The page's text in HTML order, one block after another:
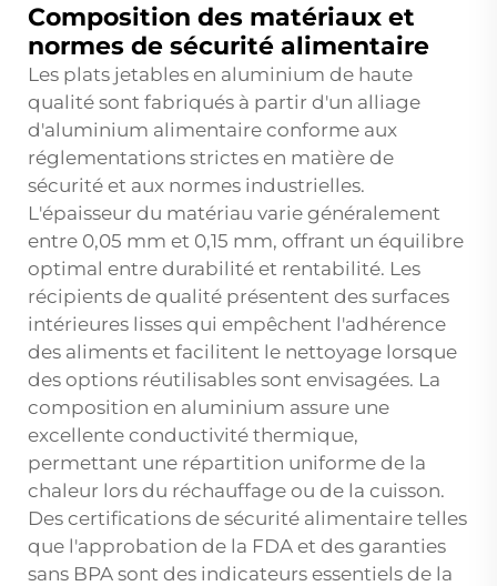
Composition des matériaux et
normes de sécurité alimentaire
Les plats jetables en aluminium de haute
qualité sont fabriqués à partir d'un alliage
d'aluminium alimentaire conforme aux
réglementations strictes en matière de
sécurité et aux normes industrielles.
L'épaisseur du matériau varie généralement
entre 0,05 mm et 0,15 mm, offrant un équilibre
optimal entre durabilité et rentabilité. Les
récipients de qualité présentent des surfaces
intérieures lisses qui empêchent l'adhérence
des aliments et facilitent le nettoyage lorsque
des options réutilisables sont envisagées. La
composition en aluminium assure une
excellente conductivité thermique,
permettant une répartition uniforme de la
chaleur lors du réchauffage ou de la cuisson.
Des certifications de sécurité alimentaire telles
que l'approbation de la FDA et des garanties
sans BPA sont des indicateurs essentiels de la